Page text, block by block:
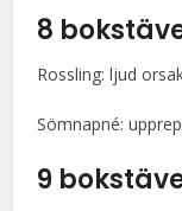
8
Rossling: ljud
Sömnapné:
9